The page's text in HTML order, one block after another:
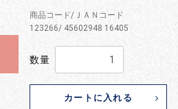
商品コード/ＪＡＮコード
123266/ 45602948 16405
数量
カートに入れる